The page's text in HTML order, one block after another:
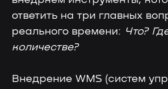
ответить на три главных
реального времени: Что?
количестве?
Внедрение WMS (систем